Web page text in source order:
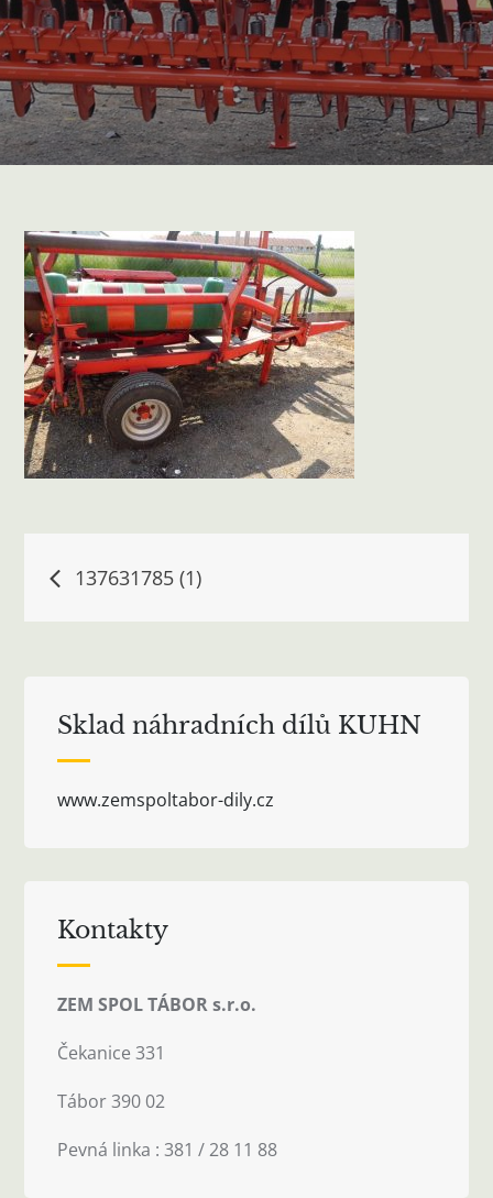
Navigace
137631785 (1)
Sklad náhradních dílů KUHN
www.zemspoltabor-dily.cz
Kontakty
ZEM SPOL TÁBOR s.r.o.
Čekanice 331
Tábor 390 02
Pevná linka : 381 / 28 11 88